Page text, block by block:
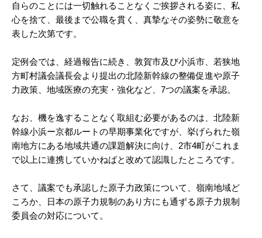
自らのことには一切触れることなくご挨拶される姿に、私
心を捨て、最後まで公職を貫く、真摯なその姿勢に敬意を
表した次第です。
定例会では、経過報告に続き、敦賀市及び小浜市、若狭地
方町村議会議長会より提出の北陸新幹線の整備促進や原子
力政策、地域医療の充実・強化など、7つの議案を承認。
なお、機を逸することなく取組む必要があるのは、北陸新
幹線小浜ー京都ルートの早期事業化ですが、挙げられた嶺
南地方にある地域共通の課題解決に向け、2市4町がこれま
で以上に連携していかねばと改めて認識したところです。
さて、議案でも承認した原子力政策について、嶺南地域ど
ころか、日本の原子力規制のあり方にも通ずる原子力規制
委員会の対応について。